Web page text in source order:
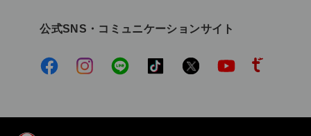
公式SNS・コミュニケーションサイト